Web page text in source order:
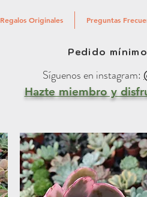
Regalos Originales Preguntas
Pedido
Síguenos en instagram:
Hazte miembro y